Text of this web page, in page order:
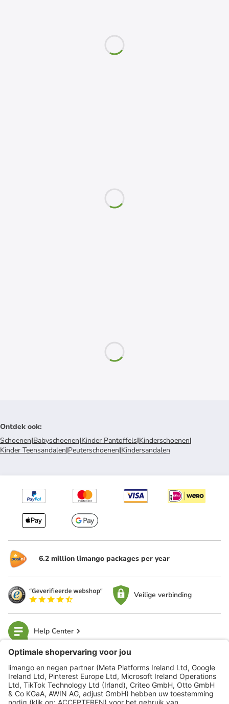
Ontdek ook:
Schoenen|Babyschoenen|Kinder Pantoffels|Kinderschoenen|
Kinder Teensandalen|Peuterschoenen|Kindersandalen
6.2 million limango packages per year
Veilige verbinding
Help Center
limango
Veilig winkelen